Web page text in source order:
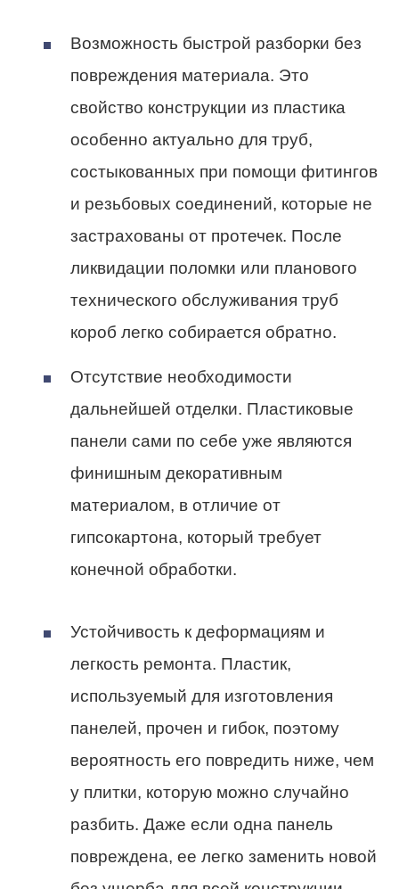
Возможность быстрой разборки без
повреждения материала. Это
свойство конструкции из пластика
особенно актуально для труб,
состыкованных при помощи фитингов
и резьбовых соединений, которые не
застрахованы от протечек. После
ликвидации поломки или планового
технического обслуживания труб
короб легко собирается обратно.
Отсутствие необходимости
дальнейшей отделки. Пластиковые
панели сами по себе уже являются
финишным декоративным
материалом, в отличие от
гипсокартона, который требует
конечной обработки.
Устойчивость к деформациям и
легкость ремонта. Пластик,
используемый для изготовления
панелей, прочен и гибок, поэтому
вероятность его повредить ниже, чем
у плитки, которую можно случайно
разбить. Даже если одна панель
повреждена, ее легко заменить новой